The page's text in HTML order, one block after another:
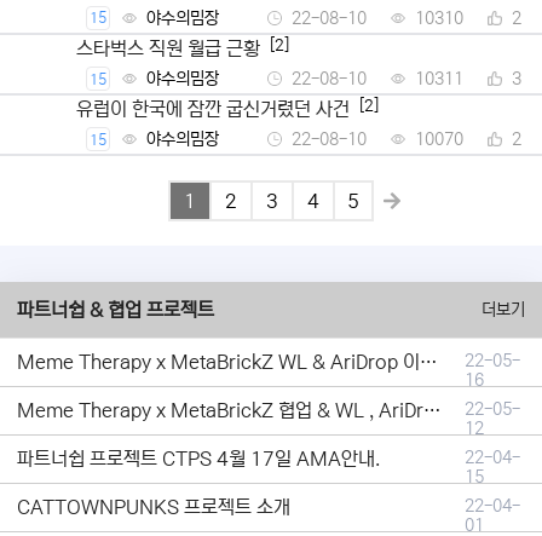
15 야수의밈장 22-08-10 10310 2
스타벅스 직원 월급 근황 [2]
15 야수의밈장 22-08-10 10311 3
유럽이 한국에 잠깐 굽신거렸던 사건 [2]
15 야수의밈장 22-08-10 10070 2
1 2 3 4 5
파트너쉽 & 협업 프로젝트 더보기
Meme Therapy x MetaBrickZ WL & AriDrop 이벤트 결과안내!
22-05-
16
Meme Therapy x MetaBrickZ 협업 & WL , AriDrop 이벤트 안내
22-05-
12
파트너쉽 프로젝트 CTPS 4월 17일 AMA안내.
22-04-
15
CATTOWNPUNKS 프로젝트 소개
22-04-
01